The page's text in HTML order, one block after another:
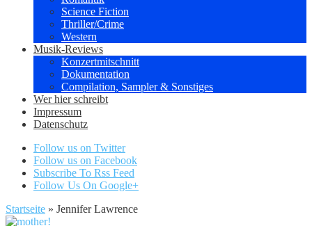
Science Fiction
Thriller/Crime
Western
Musik-Reviews
Konzertmitschnitt
Dokumentation
Compilation, Sampler & Sonstiges
Wer hier schreibt
Impressum
Datenschutz
Follow us on Twitter
Follow us on Facebook
Subscribe To Rss Feed
Follow Us On Google+
Startseite » Jennifer Lawrence